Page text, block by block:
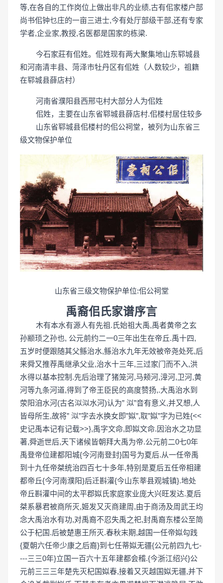
等,在各自的工作岗位上做出非凡的业绩,古有佀家楼户部
尚书佀钟乜庄的一亩三进士,今有处厅部级干部,还有专家
学者,企业家,教授,名医都是国家的栋梁.
今石家莊有佀姓。佀姓现有两大聚集地山东郓城县
和河南清丰县、菏泽市牡丹区有佀姓（人数较少，祖籍
在郓城县薛店村）
河南省濮阳县西邢屯村大部分人为佀姓
佀姓，主要在山东省郓城县薛店村.佀楼村居住较多
山东省郓城县佀楼村的佀公祠堂，被列为山东省三
级文物保护单位
山东省三级文物保护单位:佀公祠堂
禹裔佀氏家谱序言
木有本水有源人有先祖.氏始祖大禹,禹者黄帝之玄
孙颛顼之孙也, 公元前约二一0三年出生在帝丘.禹十四,
五岁时便跟随其父鲧治水,鲧治水九年无效被帝尧处死,后
来舜又推荐禹继承父业,治水十三年,三过家门而不入,洪
水得以基本控制.先后治理了猪笼河,马颊河,漳河,卫河,黄
河等九条河道,得到了帝王臣民的高度赞扬,.大禹治水到
荥阳洎水河(古名泤泤水河)认为” 泤”音有意义,并又想,人
皆母所生,故将” 泤”字去水换女即”姒”,取”姒”字为已姓{<<
史记禹本记有记载>>},禹字文命,即姒文命.因治水之功显
著,舜逝世后,天下诸候皆朝拜大禹为帝.公元前二0七0年
禹登帝位建都阳城{今河南登封}国号为夏后.从一任帝禹
到十九任帝桀统治四百七十多年,特别是夏后五任帝相建
都帝丘{今河南濮阳}后迁斟灌{今山东莘县观城镇}.地处
帝丘斟灌中间的太平郡姒氏家庭家业庞大兴旺发达.夏后
桀系暴君被商所灭,姬发又灭商建周,由于商汤及周武王均
念大禹治水有功,对禹裔不忍失禹之祀,封禹裔东楼公至简
公于杞国.后被楚惠王所灭.春秋末期,越国一任帝姒勾践
{夏朝六任帝少康之后裔}到七任蒂姒无疆{公元前四九七-
---三三0年}立国一百六十五年建都会稽.{今浙江绍兴}公
元前三三三年楚先灭杞国姒春,接着又灭越国姒无疆,并下